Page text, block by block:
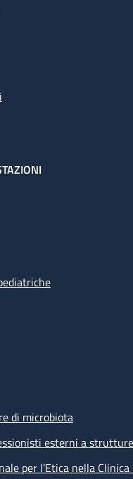
di microbiota
esterni a
per l’Etica nella Clinica